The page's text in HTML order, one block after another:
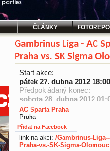
ČLÁNKY
Gambrinus Liga - AC
Praha vs. SK Sigma
Start akce:
pátek 27. dubna 2012 18:00
Předpokládaný konec:
sobota 28. dubna 2012
AC Sparta Praha
Praha
Přidat na Facebook
link na akci: /Gambrinus-
Praha-vs.-SK-Sigma-Olomouc